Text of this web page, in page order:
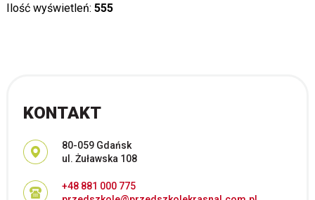
Ilość wyświetleń: 555
KONTAKT
Adres pocztowy:
80-059 Gdańsk
ul. Żuławska 108
+48 881 000 775